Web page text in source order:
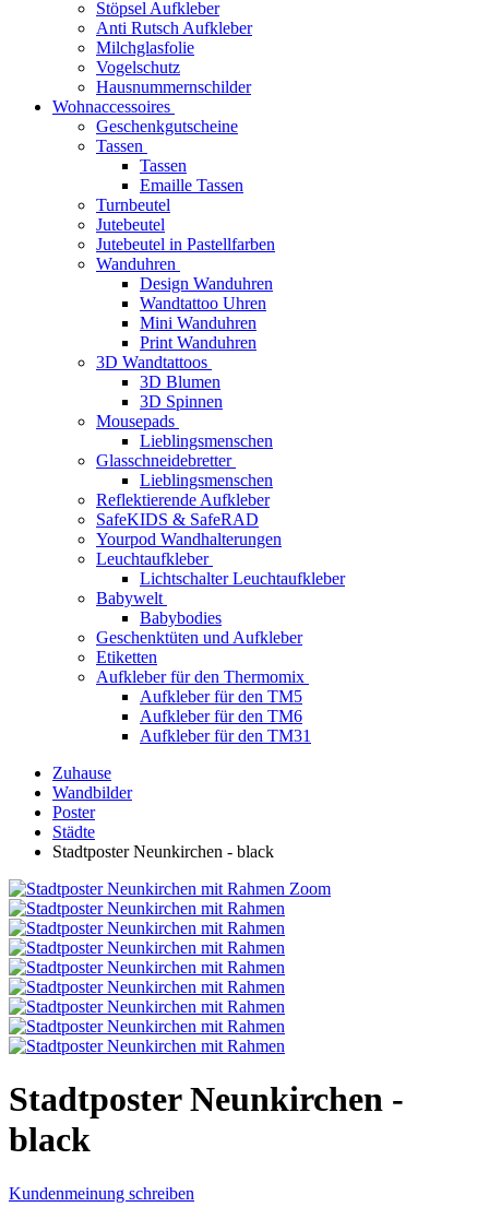
Stöpsel Aufkleber
Anti Rutsch Aufkleber
Milchglasfolie
Vogelschutz
Hausnummernschilder
Wohnaccessoires
Geschenkgutscheine
Tassen
Tassen
Emaille Tassen
Turnbeutel
Jutebeutel
Jutebeutel in Pastellfarben
Wanduhren
Design Wanduhren
Wandtattoo Uhren
Mini Wanduhren
Print Wanduhren
3D Wandtattoos
3D Blumen
3D Spinnen
Mousepads
Lieblingsmenschen
Glasschneidebretter
Lieblingsmenschen
Reflektierende Aufkleber
SafeKIDS & SafeRAD
Yourpod Wandhalterungen
Leuchtaufkleber
Lichtschalter Leuchtaufkleber
Babywelt
Babybodies
Geschenktüten und Aufkleber
Etiketten
Aufkleber für den Thermomix
Aufkleber für den TM5
Aufkleber für den TM6
Aufkleber für den TM31
Zuhause
Wandbilder
Poster
Städte
Stadtposter Neunkirchen - black
Zoom
Stadtposter Neunkirchen -
black
Kundenmeinung schreiben